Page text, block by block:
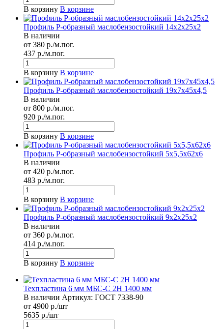
В корзину В корзине
Профиль Р-образный маслобензостойкий 14х2х25х2
В наличии
от 380 р./м.пог.
437 р./м.пог.
В корзину В корзине
Профиль Р-образный маслобензостойкий 19х7х45х4,5
В наличии
от 800 р./м.пог.
920 р./м.пог.
В корзину В корзине
Профиль Р-образный маслобензостойкий 5х5,5х62х6
В наличии
от 420 р./м.пог.
483 р./м.пог.
В корзину В корзине
Профиль Р-образный маслобензостойкий 9х2х25х2
В наличии
от 360 р./м.пог.
414 р./м.пог.
В корзину В корзине
Техпластина 6 мм МБС-С 2Н 1400 мм
В наличии Артикул: ГОСТ 7338-90
от 4900 р./шт
5635 р./шт